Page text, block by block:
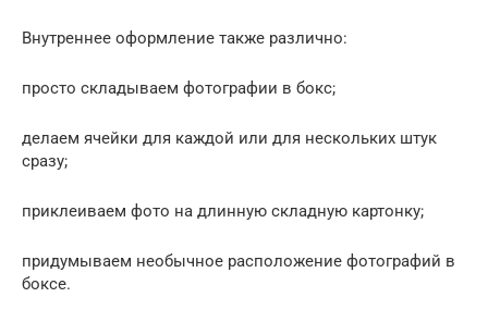
Внутреннее оформление также различно:
просто складываем фотографии в бокс;
делаем ячейки для каждой или для нескольких штук
сразу;
приклеиваем фото на длинную складную картонку;
придумываем необычное расположение фотографий в
боксе.